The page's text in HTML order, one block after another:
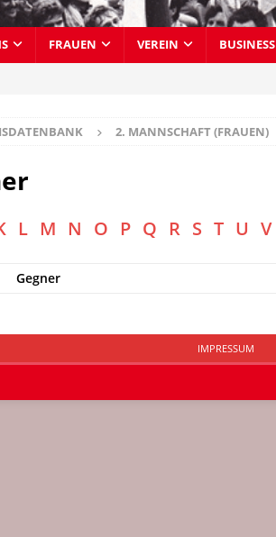
FRAUEN VEREIN BUSINESS
2. MANNSCHAFT (FRAUEN)
L M N O P Q R S T U V
Gegner
IMPRESSUM